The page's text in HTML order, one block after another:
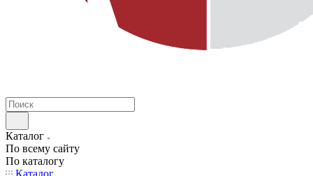
Каталог
По всему сайту
По каталогу
Каталог